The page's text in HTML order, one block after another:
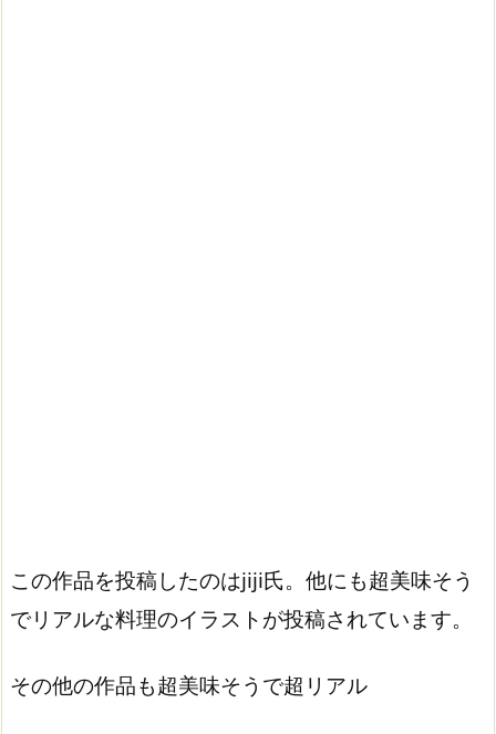
この作品を投稿したのはjiji氏。他にも超美味そう
でリアルな料理のイラストが投稿されています。
その他の作品も超美味そうで超リアル